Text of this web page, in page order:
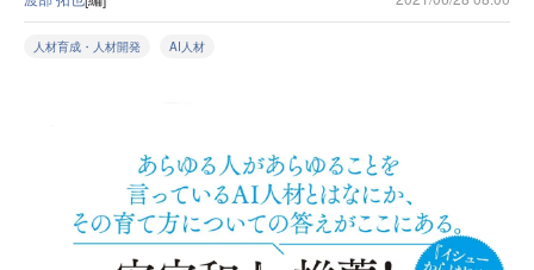
人材育成・人材開発 AI人材